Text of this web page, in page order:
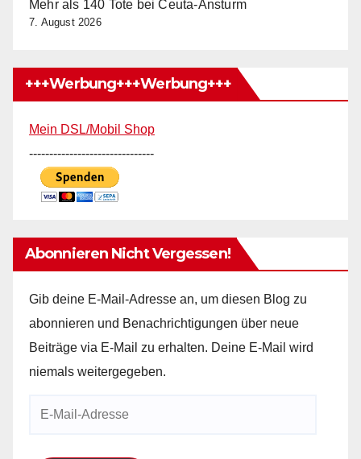
Mehr als 140 Tote bei Ceuta-Ansturm
7. August 2026
+++Werbung+++Werbung+++
Mein DSL/Mobil Shop
-------------------------------
Abonnieren Nicht Vergessen!
Gib deine E-Mail-Adresse an, um diesen Blog zu
abonnieren und Benachrichtigungen über neue
Beiträge via E-Mail zu erhalten. Deine E-Mail wird
niemals weitergegeben.